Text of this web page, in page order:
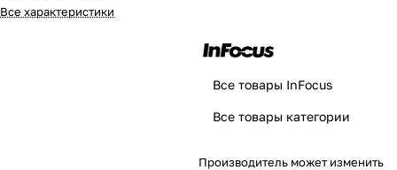
Все характеристики
Все товары InFocus
Все товары категории
Производитель может изменить